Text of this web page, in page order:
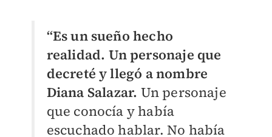
“Es un sueño hecho
realidad. Un personaje que
decreté y llegó a nombre
Diana Salazar. Un personaje
que conocía y había
escuchado hablar. No había